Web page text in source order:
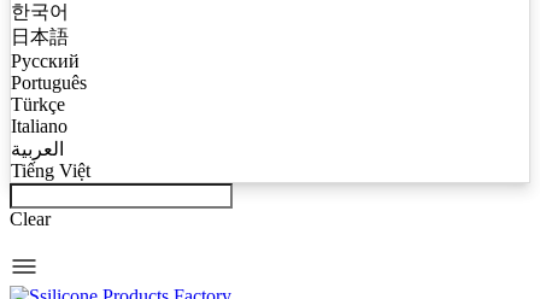
한국어
日本語
Русский
Português
Türkçe
Italiano
العربية
Tiếng Việt
Clear